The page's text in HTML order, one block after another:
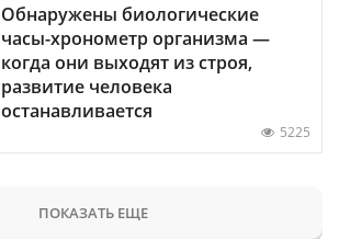
Обнаружены биологические
часы-хронометр организма —
когда они выходят из строя,
развитие человека
останавливается
5225
ПОКАЗАТЬ ЕЩЕ